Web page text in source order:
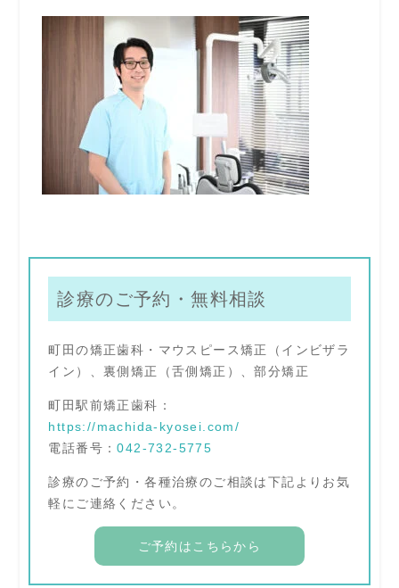
診療のご予約・無料相談
町田の矯正歯科・マウスピース矯正（インビザラ
イン）、裏側矯正（舌側矯正）、部分矯正
町田駅前矯正歯科：
https://machida-kyosei.com/
電話番号：042-732-5775
診療のご予約・各種治療のご相談は下記よりお気
軽にご連絡ください。
ご予約はこちらから